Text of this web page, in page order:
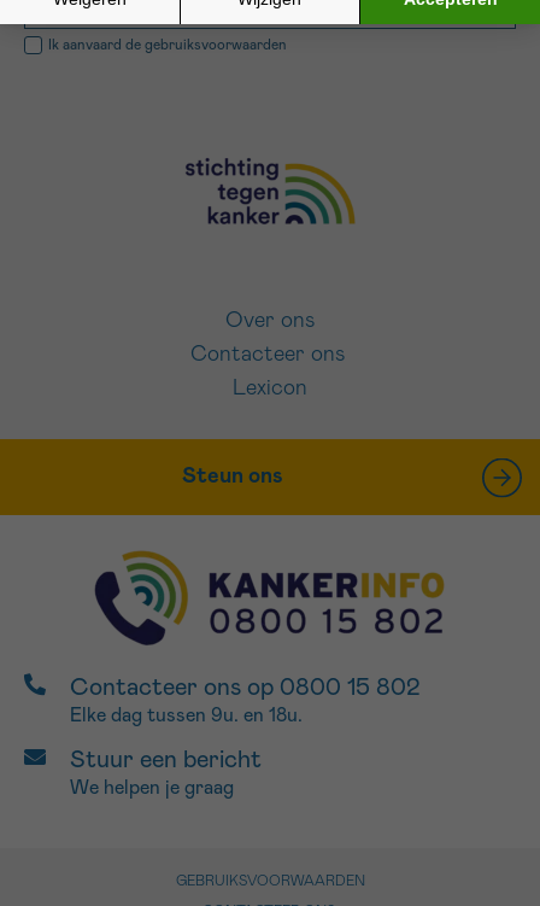
Ik aanvaard de gebruiksvoorwaarden
Over ons
Contacteer ons
Lexicon
Steun ons
Contacteer ons op 0800 15 802
Elke dag tussen 9u. en 18u.
Stuur een bericht
We helpen je graag
GEBRUIKSVOORWAARDEN